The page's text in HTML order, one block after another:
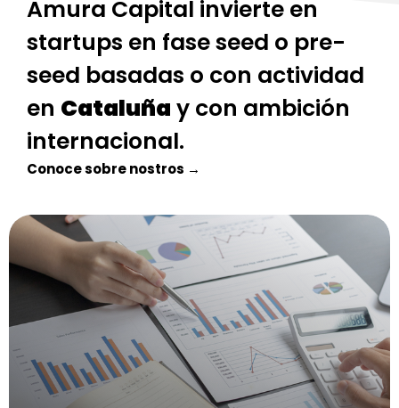
Amura Capital invierte en
startups en fase seed o pre-
seed basadas o con actividad
en Cataluña y con ambición
internacional.
Conoce sobre nostros →